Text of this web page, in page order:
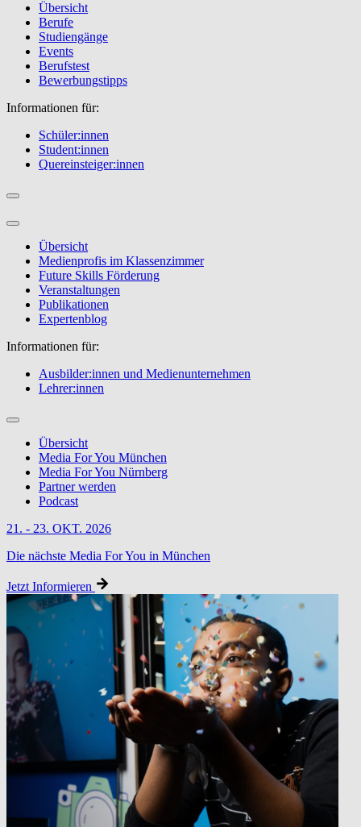
Übersicht
Berufe
Studiengänge
Events
Berufstest
Bewerbungstipps
Informationen für:
Schüler:innen
Student:innen
Quereinsteiger:innen
Übersicht
Medienprofis im Klassenzimmer
Future Skills Förderung
Veranstaltungen
Publikationen
Expertenblog
Informationen für:
Ausbilder:innen und Medienunternehmen
Lehrer:innen
Übersicht
Media For You München
Media For You Nürnberg
Partner werden
Podcast
21. - 23. OKT. 2026
Die nächste Media For You in München
Jetzt Informieren